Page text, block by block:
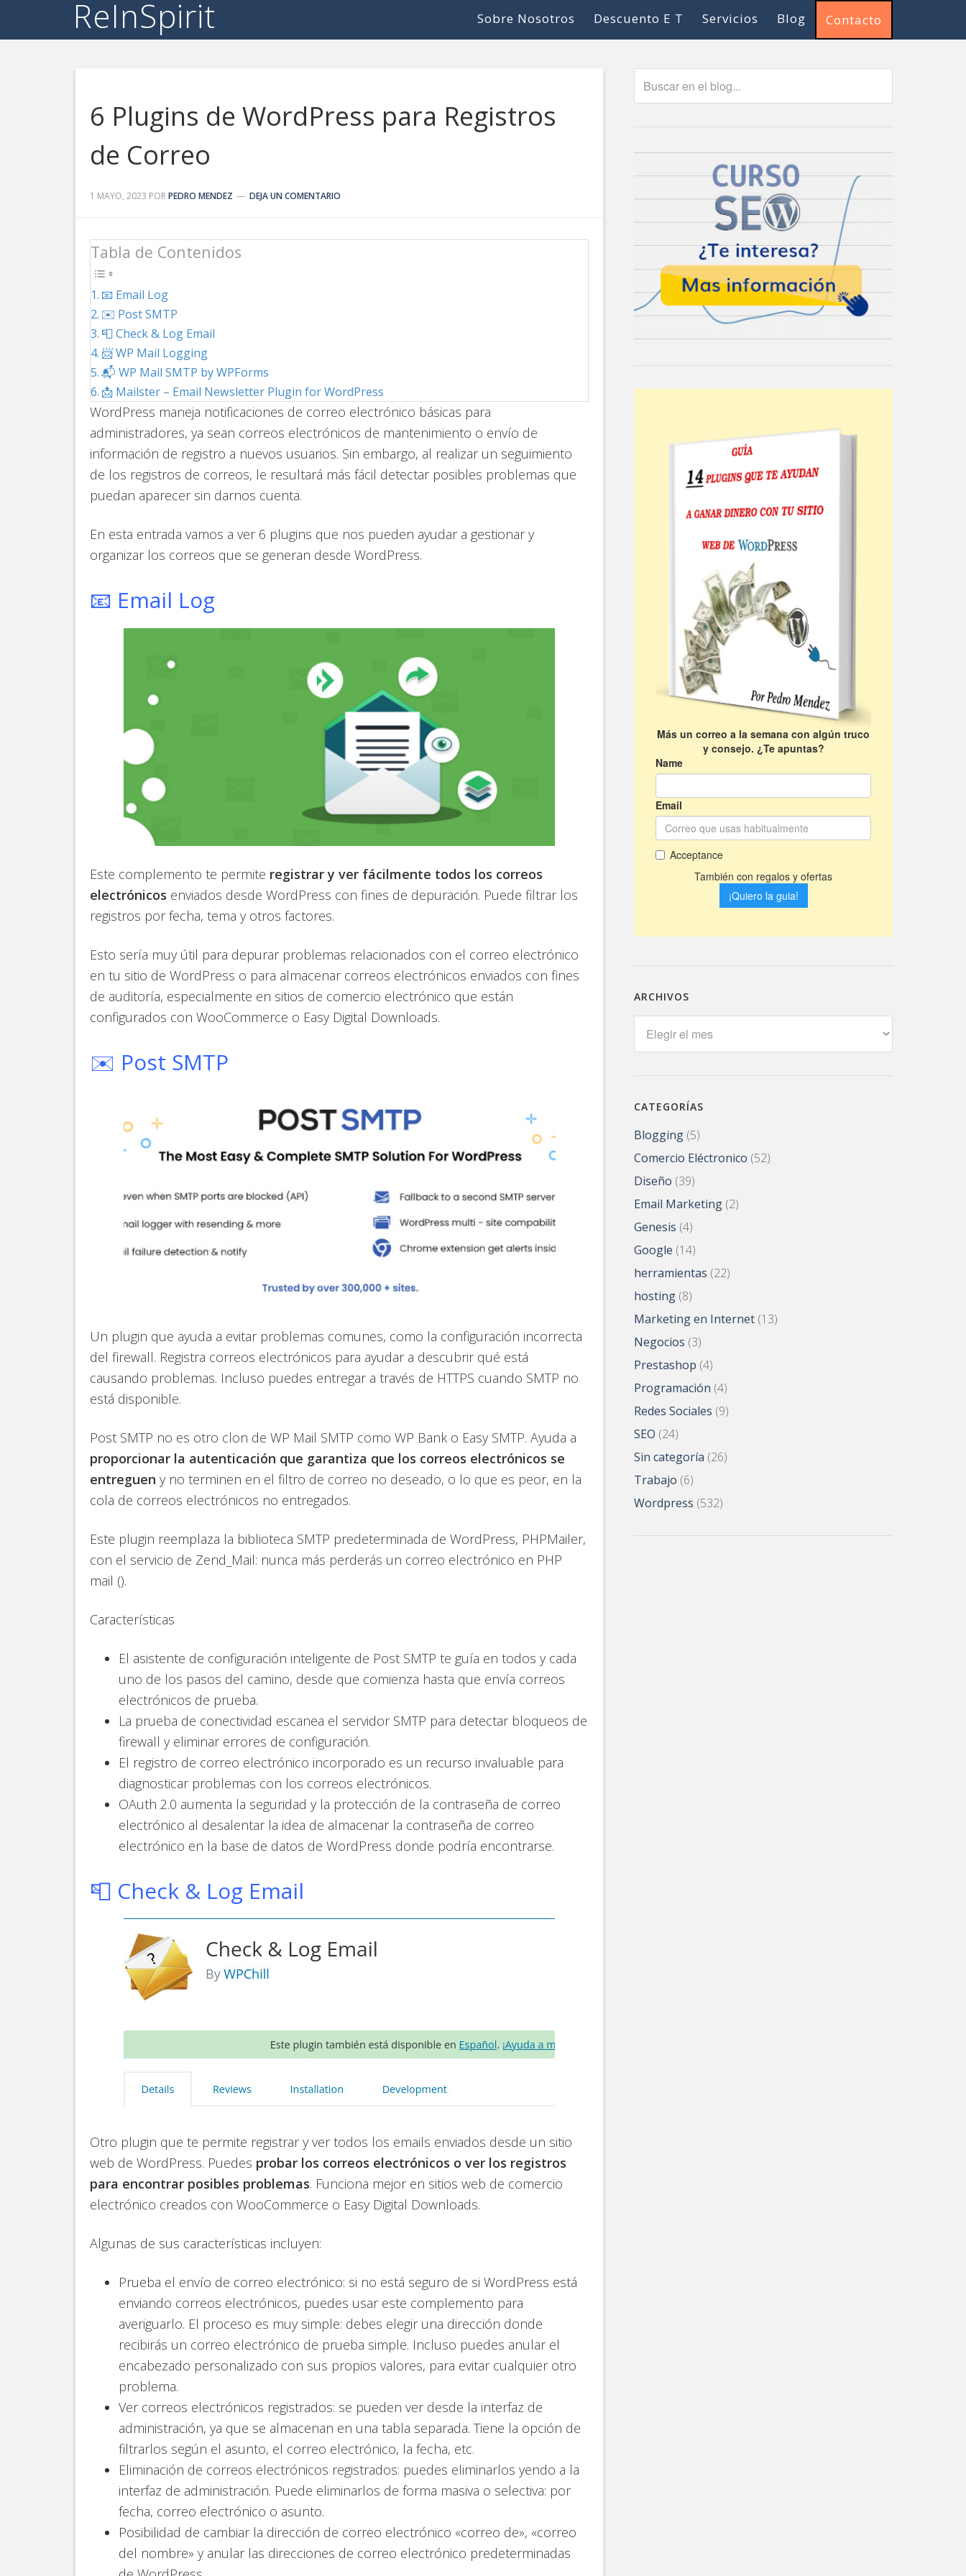
ReInSpirit Contacto
Blog
Servicios
Descuento E T
Sobre Nosotros
6 Plugins de WordPress para Registros
de Correo
1 MAYO, 2023 PORPEDRO MENDEZ DEJA UN COMENTARIO
Tabla de Contenidos
📧 Email Log
✉️ Post SMTP
📮 Check & Log Email
📨 WP Mail Logging
📬 WP Mail SMTP by WPForms
📩 Mailster – Email Newsletter Plugin for WordPress
WordPress maneja notificaciones de correo electrónico básicas para
administradores, ya sean correos electrónicos de mantenimiento o envío de
información de registro a nuevos usuarios. Sin embargo, al realizar un seguimiento
de los registros de correos, le resultará más fácil detectar posibles problemas que
puedan aparecer sin darnos cuenta.
En esta entrada vamos a ver 6 plugins que nos pueden ayudar a gestionar y
organizar los correos que se generan desde WordPress.
📧 Email Log
Este complemento te permite registrar y ver fácilmente todos los correos
electrónicos enviados desde WordPress con fines de depuración. Puede filtrar los
registros por fecha, tema y otros factores.
Esto sería muy útil para depurar problemas relacionados con el correo electrónico
en tu sitio de WordPress o para almacenar correos electrónicos enviados con fines
de auditoría, especialmente en sitios de comercio electrónico que están
configurados con WooCommerce o Easy Digital Downloads.
✉️ Post SMTP
Un plugin que ayuda a evitar problemas comunes, como la configuración incorrecta
del firewall. Registra correos electrónicos para ayudar a descubrir qué está
causando problemas. Incluso puedes entregar a través de HTTPS cuando SMTP no
está disponible.
Post SMTP no es otro clon de WP Mail SMTP como WP Bank o Easy SMTP. Ayuda a
proporcionar la autenticación que garantiza que los correos electrónicos se
entreguen y no terminen en el filtro de correo no deseado, o lo que es peor, en la
cola de correos electrónicos no entregados.
Este plugin reemplaza la biblioteca SMTP predeterminada de WordPress, PHPMailer,
con el servicio de Zend_Mail: nunca más perderás un correo electrónico en PHP
mail ().
Características
El asistente de configuración inteligente de Post SMTP te guía en todos y cada
uno de los pasos del camino, desde que comienza hasta que envía correos
electrónicos de prueba.
La prueba de conectividad escanea el servidor SMTP para detectar bloqueos de
firewall y eliminar errores de configuración.
El registro de correo electrónico incorporado es un recurso invaluable para
diagnosticar problemas con los correos electrónicos.
OAuth 2.0 aumenta la seguridad y la protección de la contraseña de correo
electrónico al desalentar la idea de almacenar la contraseña de correo
electrónico en la base de datos de WordPress donde podría encontrarse.
📮 Check & Log Email
Otro plugin que te permite registrar y ver todos los emails enviados desde un sitio
web de WordPress. Puedes probar los correos electrónicos o ver los registros
para encontrar posibles problemas. Funciona mejor en sitios web de comercio
electrónico creados con WooCommerce o Easy Digital Downloads.
Algunas de sus características incluyen:
Prueba el envío de correo electrónico: si no está seguro de si WordPress está
enviando correos electrónicos, puedes usar este complemento para
averiguarlo. El proceso es muy simple: debes elegir una dirección donde
recibirás un correo electrónico de prueba simple. Incluso puedes anular el
encabezado personalizado con sus propios valores, para evitar cualquier otro
problema.
Ver correos electrónicos registrados: se pueden ver desde la interfaz de
administración, ya que se almacenan en una tabla separada. Tiene la opción de
filtrarlos según el asunto, el correo electrónico, la fecha, etc.
Eliminación de correos electrónicos registrados: puedes eliminarlos yendo a la
interfaz de administración. Puede eliminarlos de forma masiva o selectiva: por
fecha, correo electrónico o asunto.
Posibilidad de cambiar la dirección de correo electrónico «correo de», «correo
del nombre» y anular las direcciones de correo electrónico predeterminadas
ARCHIVOS
CATEGORÍAS
Blogging (5)
Comercio Eléctronico (52)
Diseño (39)
Email Marketing (2)
Genesis (4)
Google (14)
herramientas (22)
hosting (8)
Marketing en Internet (13)
Negocios (3)
Prestashop (4)
Programación (4)
Redes Sociales (9)
SEO (24)
Sin categoría (26)
Trabajo (6)
Wordpress (532)